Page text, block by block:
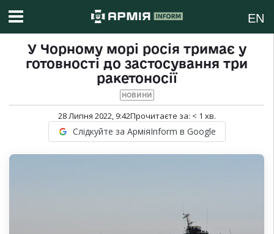
EN
У Чорному морі росія тримає у
готовності до застосування три
ракетоносії
НОВИНИ
28 Липня 2022, 9:42Прочитаєте за: < 1 хв.
Слідкуйте за АрміяInform в Google